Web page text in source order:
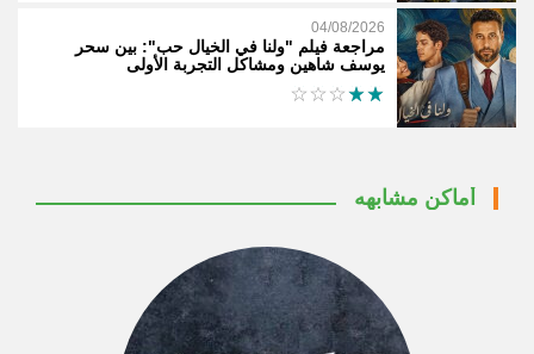
04/08/2026
مراجعة فيلم "ولنا في الخيال حب": بين سحر
يوسف شاهين ومشاكل التجربة الأولى
أماكن مشابهه